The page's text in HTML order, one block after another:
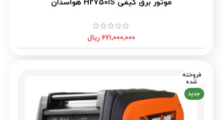
موتور برق کیفی H2750iS هواسدان
۶۷۱,۰۰۰,۰۰۰ ریال
فروخته
شده
جدید